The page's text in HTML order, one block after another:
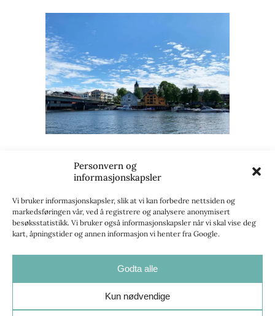
Personvern og
informasjonskapsler
Vi bruker informasjonskapsler, slik at vi kan forbedre nettsiden og
markedsføringen vår, ved å registrere og analysere anonymisert
besøksstatistikk. Vi bruker også informasjonskapsler når vi skal vise deg
kart, åpningstider og annen informasjon vi henter fra Google.
Godta alle
Kun nødvendige
Levanger.
Opplev Levanger